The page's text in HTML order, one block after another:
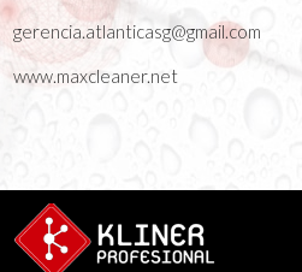
gerencia.atlanticasg@gmail.com
www.maxcleaner.net